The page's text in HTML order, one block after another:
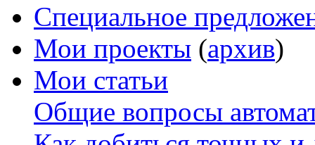
Специальное
Мои проекты (архив)
Мои статьи
Общие вопросы